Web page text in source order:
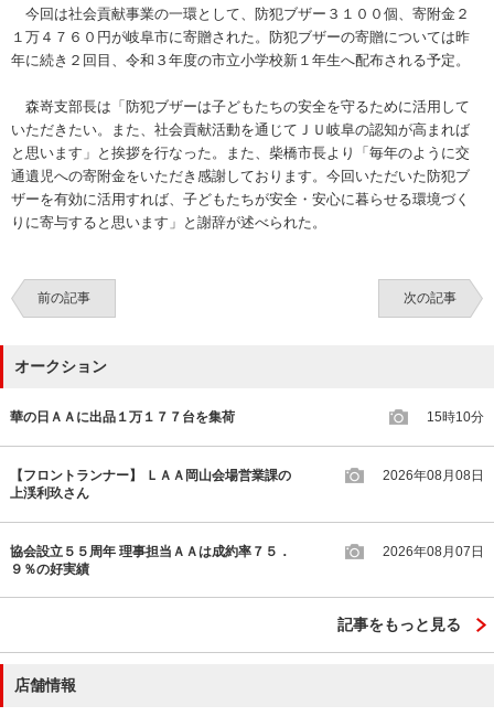
今回は社会貢献事業の一環として、防犯ブザー３１００個、寄附金２
１万４７６０円が岐阜市に寄贈された。防犯ブザーの寄贈については昨
年に続き２回目、令和３年度の市立小学校新１年生へ配布される予定。
森嵜支部長は「防犯ブザーは子どもたちの安全を守るために活用して
いただきたい。また、社会貢献活動を通じてＪＵ岐阜の認知が高まれば
と思います」と挨拶を行なった。また、柴橋市長より「毎年のように交
通遺児への寄附金をいただき感謝しております。今回いただいた防犯ブ
ザーを有効に活用すれば、子どもたちが安全・安心に暮らせる環境づく
りに寄与すると思います」と謝辞が述べられた。
前の記事 次の記事
オークション
華の日ＡＡに出品１万１７７台を集荷 15時10分
【フロントランナー】 ＬＡＡ岡山会場営業課の
上渓利玖さん
2026年08月08日
協会設立５５周年 理事担当ＡＡは成約率７５．
９％の好実績
2026年08月07日
記事をもっと見る
店舗情報